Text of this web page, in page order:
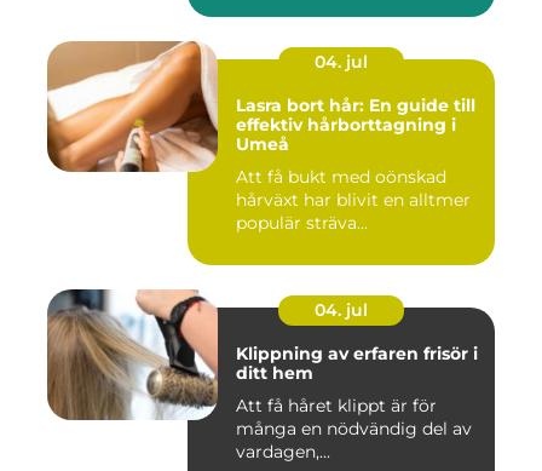
04. jul
Lasra bort hår: En guide till
effektiv hårborttagning i
Umeå
Att få bukt med oönskad
hårväxt har blivit en alltmer
populär sträva...
04. jul
Klippning av erfaren frisör i
ditt hem
Att få håret klippt är för
många en nödvändig del av
vardagen,...